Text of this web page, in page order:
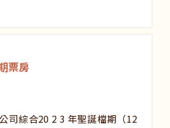
票房
司綜合20 2 3 年聖誕檔期（12